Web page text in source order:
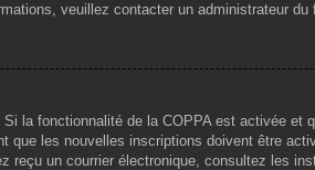
veuillez contacter un administrateur du
la fonctionnalité de la COPPA est activée
les nouvelles inscriptions doivent être
un courrier électronique, consultez les